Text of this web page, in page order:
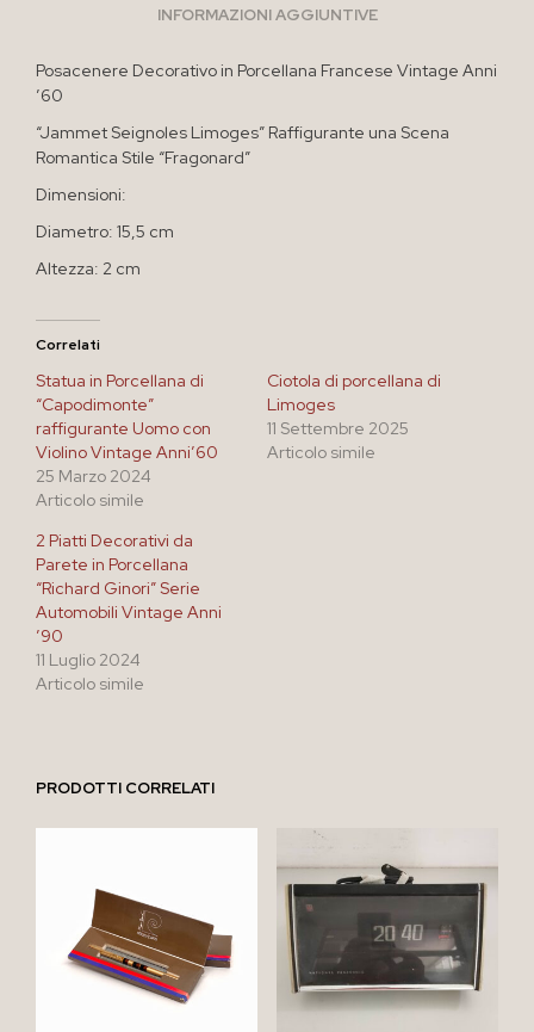
INFORMAZIONI AGGIUNTIVE
Posacenere Decorativo in Porcellana Francese Vintage Anni
’60
“Jammet Seignoles Limoges” Raffigurante una Scena
Romantica Stile “Fragonard”
Dimensioni:
Diametro: 15,5 cm
Altezza: 2 cm
Correlati
Statua in Porcellana di
“Capodimonte”
raffigurante Uomo con
Violino Vintage Anni’60
25 Marzo 2024
Articolo simile
Ciotola di porcellana di
Limoges
11 Settembre 2025
Articolo simile
2 Piatti Decorativi da
Parete in Porcellana
“Richard Ginori” Serie
Automobili Vintage Anni
’90
11 Luglio 2024
Articolo simile
PRODOTTI CORRELATI